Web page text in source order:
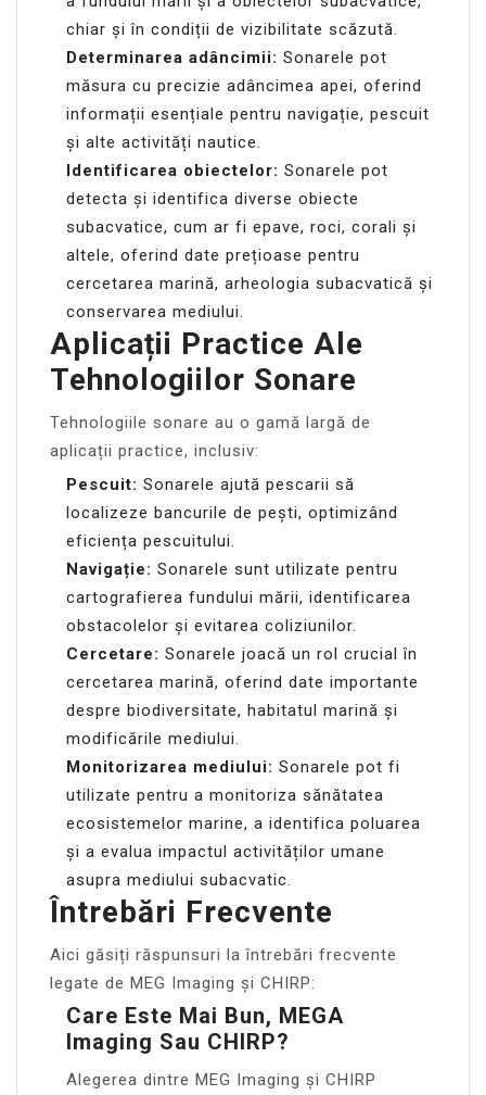
chiar și în condiții de vizibilitate scăzută.
Determinarea adâncimii: Sonarele pot
măsura cu precizie adâncimea apei, oferind
informații esențiale pentru navigație, pescuit
și alte activități nautice.
Identificarea obiectelor: Sonarele pot
detecta și identifica diverse obiecte
subacvatice, cum ar fi epave, roci, corali și
altele, oferind date prețioase pentru
cercetarea marină, arheologia subacvatică și
conservarea mediului.
Aplicații Practice Ale
Tehnologiilor Sonare
Tehnologiile sonare au o gamă largă de
aplicații practice, inclusiv:
Pescuit: Sonarele ajută pescarii să
localizeze bancurile de pești, optimizând
eficiența pescuitului.
Navigație: Sonarele sunt utilizate pentru
cartografierea fundului mării, identificarea
obstacolelor și evitarea coliziunilor.
Cercetare: Sonarele joacă un rol crucial în
cercetarea marină, oferind date importante
despre biodiversitate, habitatul marină și
modificările mediului.
Monitorizarea mediului: Sonarele pot fi
utilizate pentru a monitoriza sănătatea
ecosistemelor marine, a identifica poluarea
și a evalua impactul activităților umane
asupra mediului subacvatic.
Întrebări Frecvente
Aici găsiți răspunsuri la întrebări frecvente
legate de MEG Imaging și CHIRP:
Care Este Mai Bun, MEGA
Imaging Sau CHIRP?
Alegerea dintre MEG Imaging și CHIRP